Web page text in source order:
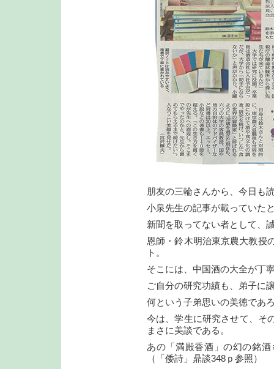
朋友の三輪さんから、今日も
小泉先生の記事が載っていた
新聞を取ってない者として、
恩師・鈴木明治東京農大教授
ト。
そこには、中国酒の大全が丁
ご自分の研究功績も、弟子に
何という子弟思いの美徳であ
今は、学生に研究させて、そ
まさに美談である。
あの「満殿香酒」の幻の銘
（「倭詩」鼎談348ｐ参照）